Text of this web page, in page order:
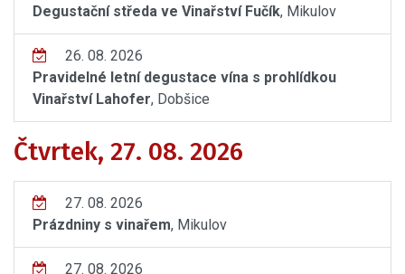
Degustační středa ve Vinařství Fučík, Mikulov
26. 08. 2026
Pravidelné letní degustace vína s prohlídkou
Vinařství Lahofer, Dobšice
Čtvrtek, 27. 08. 2026
27. 08. 2026
Prázdniny s vinařem, Mikulov
27. 08. 2026